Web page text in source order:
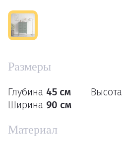
Размеры
Глубина 45 см Высота
Ширина 90 см
Материал